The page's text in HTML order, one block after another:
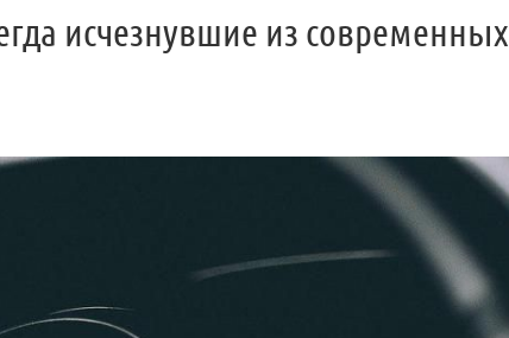
исчезнувшие из современных